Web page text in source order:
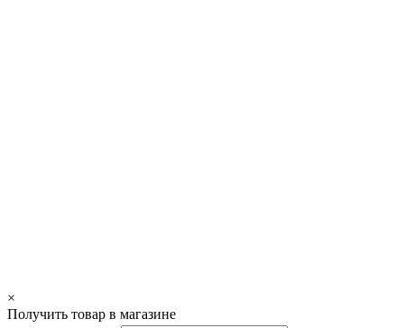
×
Получить товар в магазине